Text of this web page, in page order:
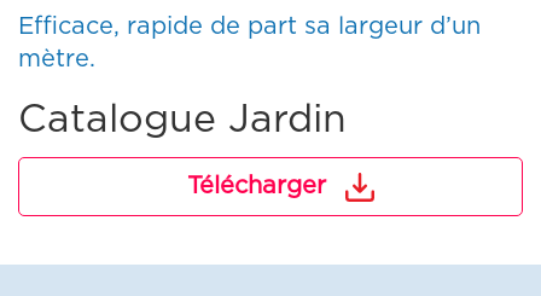
Efficace, rapide de part sa largeur d’un
mètre.
Catalogue Jardin
Télécharger